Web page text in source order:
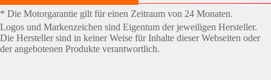
* Die Motorgarantie gilt für einen Zeitraum von 24 Monaten.
Logos und Markenzeichen sind Eigentum der jeweiligen Hersteller.
Die Hersteller sind in keiner Weise für Inhalte dieser Webseiten oder
der angebotenen Produkte verantwortlich.